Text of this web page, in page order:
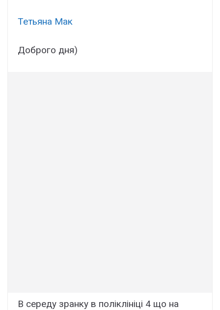
Тетьяна Мак
Доброго дня)
В середу зранку в поліклініці 4 що на